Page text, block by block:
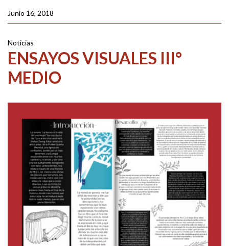
Junio 16, 2018
Noticias
ENSAYOS VISUALES III°
MEDIO